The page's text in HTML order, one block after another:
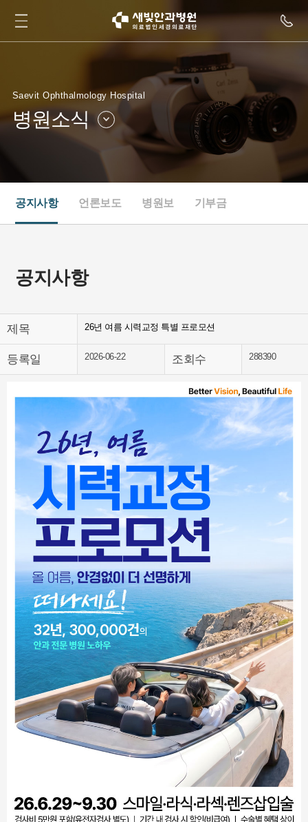
Saevit Ophthalmology Hospital
병원소식
병원소식
새빛TV
인재채용
협력병원
공지사항 언론보도 병원보 기부금
공지사항
제목 26년 여름 시력교정 특별 프로모션
등록일 2026-06-22 조회수 288390